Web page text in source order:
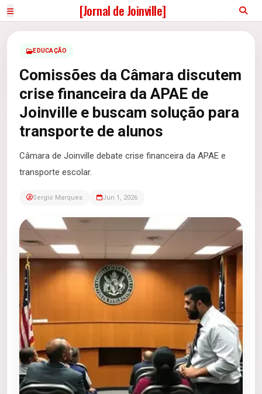
[Jornal de Joinville]
EDUCAÇÃO
Comissões da Câmara discutem
crise financeira da APAE de
Joinville e buscam solução para
transporte de alunos
Câmara de Joinville debate crise financeira da APAE e
transporte escolar.
Sergio Marques Jun 1, 2026